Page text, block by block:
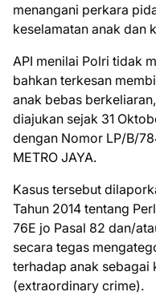
menangani perkara
keselamatan anak dan
API menilai Polri tidak
bahkan terkesan
anak bebas
diajukan sejak 31
dengan Nomor LP/B/
METRO JAYA.
Kasus tersebut
Tahun 2014 tentang
76E jo Pasal 82 dan/
secara tegas
terhadap anak sebagai
(extraordinary crime).